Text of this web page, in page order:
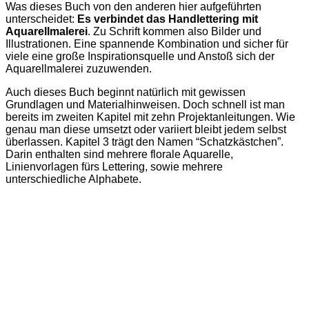
Was dieses Buch von den anderen hier aufgeführten
unterscheidet: Es verbindet das Handlettering mit
Aquarellmalerei. Zu Schrift kommen also Bilder und
Illustrationen. Eine spannende Kombination und sicher für
viele eine große Inspirationsquelle und Anstoß sich der
Aquarellmalerei zuzuwenden.
Auch dieses Buch beginnt natürlich mit gewissen
Grundlagen und Materialhinweisen. Doch schnell ist man
bereits im zweiten Kapitel mit zehn Projektanleitungen. Wie
genau man diese umsetzt oder variiert bleibt jedem selbst
überlassen. Kapitel 3 trägt den Namen “Schatzkästchen”.
Darin enthalten sind mehrere florale Aquarelle,
Linienvorlagen fürs Lettering, sowie mehrere
unterschiedliche Alphabete.